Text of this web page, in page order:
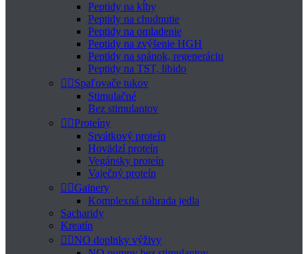
Peptidy na kĺby
Peptidy na chudnutie
Peptidy na omladenie
Peptidy na zvýšenie HGH
Peptidy na spánok, regeneráciu
Peptidy na TST, libido
 Spaľovače tukov
Stimulačné
Bez stimulantov
 Proteíny
Srvátkový proteín
Hovädzí proteín
Vegánsky proteín
Vaječný proteín
 Gainery
Komplexná náhrada jedla
Sacharidy
Kreatín
 NO doplnky výživy